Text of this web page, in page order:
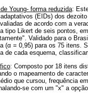
Young- forma reduzida:
(EIDs) dos
de acordo com a
tipo Likert de seis pontos,
Validado para o
(α = 0,95) para os 75 itens.
de cada esquema,
: Composto por 18 itens
o mapeamento de
que cursou, frequência
se com um "x" a